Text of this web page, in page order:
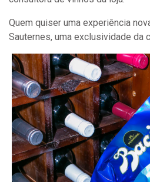
Quem quiser uma experiência
Sauternes, uma exclusividade da